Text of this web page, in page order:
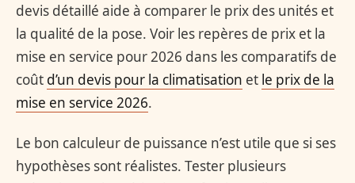
devis détaillé aide à comparer le prix des unités et
la qualité de la pose. Voir les repères de prix et la
mise en service pour 2026 dans les comparatifs de
coût d’un devis pour la climatisation et le prix de la
mise en service 2026.
Le bon calculeur de puissance n’est utile que si ses
hypothèses sont réalistes. Tester plusieurs